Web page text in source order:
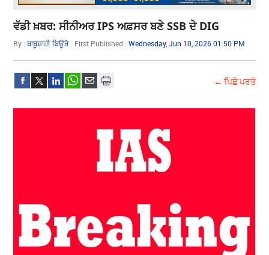
ਵੱਡੀ ਖ਼ਬਰ: ਸੀਨੀਅਰ IPS ਅਫ਼ਸਰ ਬਣੇ SSB ਦੇ DIG
By :ਬਾਬੂਸ਼ਾਹੀ ਬਿਊਰੋ First Published :Wednesday, Jun 10, 2026 01:50 PM
← ਪਿਛੇ ਪਰਤੋ